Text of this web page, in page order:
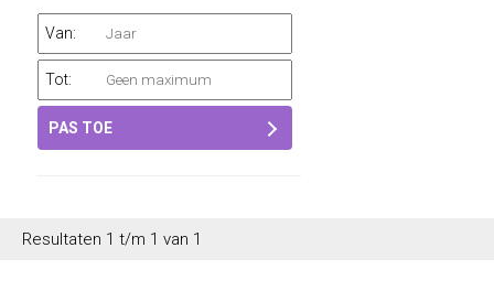
Van:
Tot:
PAS TOE
Resultaten 1 t/m 1 van 1